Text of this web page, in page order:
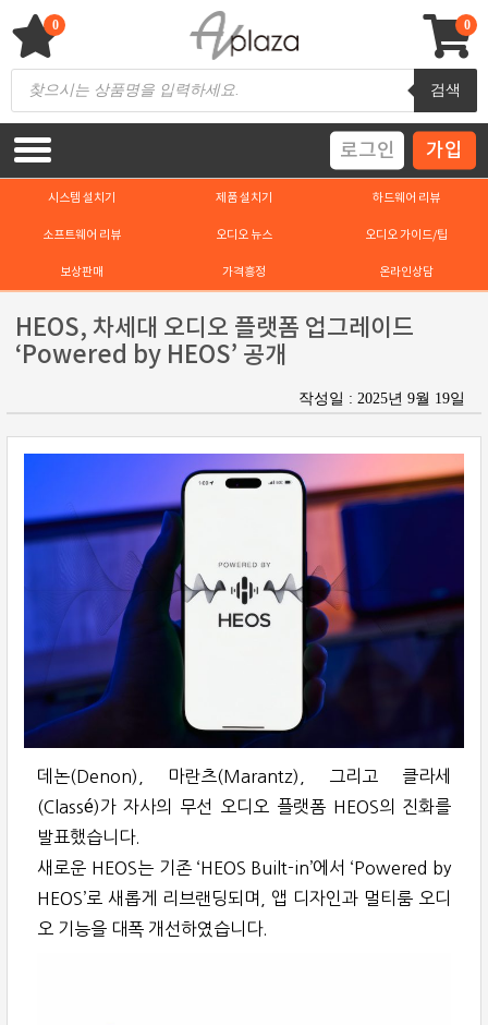
content
AV 플라자
하이파이 / 홈씨어터 전문 쇼핑몰
Products
search
검색
0
0
로그인 가입
시스템 설치기 제품 설치기 하드웨어 리뷰
소프트웨어 리뷰 오디오 뉴스 오디오 가이드/팁
보상판매 가격흥정 온라인상담
HEOS, 차세대 오디오 플랫폼 업그레이드
‘Powered by HEOS’ 공개
작성일 : 2025년 9월 19일
데논(Denon), 마란츠(Marantz), 그리고 클라세
(Classé)가 자사의 무선 오디오 플랫폼 HEOS의 진화를
발표했습니다.
새로운 HEOS는 기존 ‘HEOS Built-in’에서 ‘Powered by
HEOS’로 새롭게 리브랜딩되며, 앱 디자인과 멀티룸 오디
오 기능을 대폭 개선하였습니다.